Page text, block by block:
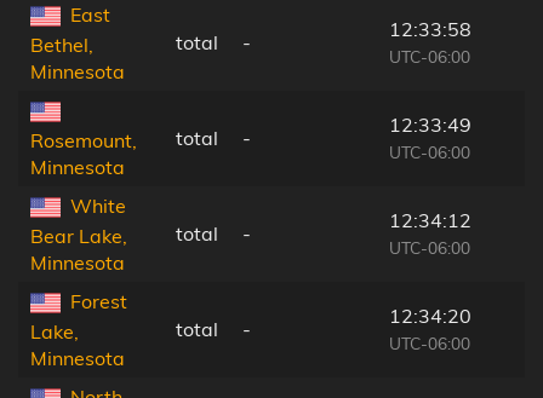
East
Bethel,
Minnesota
total -
12:33:58
UTC-06:00
Rosemount,
Minnesota
total -
12:33:49
UTC-06:00
White
Bear Lake,
Minnesota
total -
12:34:12
UTC-06:00
Forest
Lake,
Minnesota
total -
12:34:20
UTC-06:00